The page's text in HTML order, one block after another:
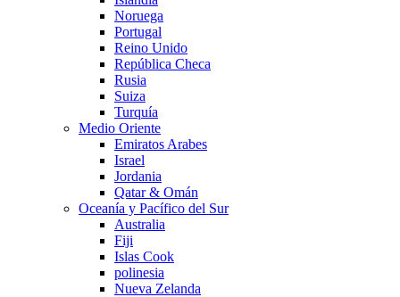
Noruega
Portugal
Reino Unido
República Checa
Rusia
Suiza
Turquía
Medio Oriente
Emiratos Arabes
Israel
Jordania
Qatar & Omán
Oceanía y Pacífico del Sur
Australia
Fiji
Islas Cook
polinesia
Nueva Zelanda